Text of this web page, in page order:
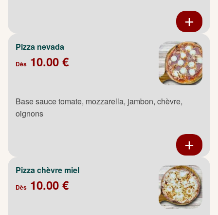
Pizza nevada
Dès 10.00 €
Base sauce tomate, mozzarella, jambon, chèvre,
oignons
Pizza chèvre miel
Dès 10.00 €